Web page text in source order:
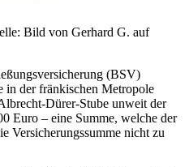
Bild von Gerhard G. auf
(BSV)
in der fränkischen Metropole
Dürer-Stube unweit der
Euro – eine Summe, welche der
Versicherungssumme nicht zu